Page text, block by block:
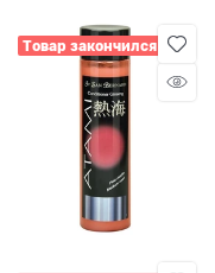
Товар закончился